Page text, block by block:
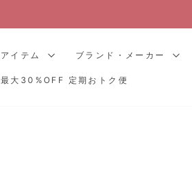
アイテム ブランド・メーカー
最大30%OFF 定期おトク便